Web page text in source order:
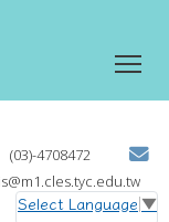
(03)-4708472
Select Language ▼